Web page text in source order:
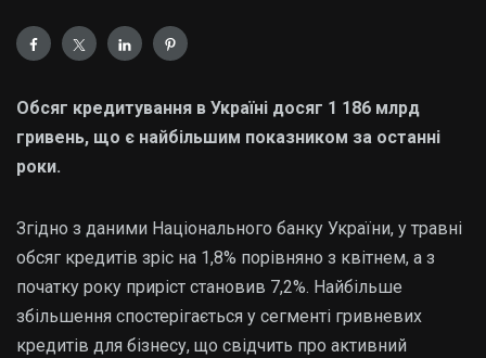
Обсяг кредитування в Україні досяг 1 186 млрд
гривень, що є найбільшим показником за останні
роки.
Згідно з даними Національного банку України, у травні
обсяг кредитів зріс на 1,8% порівняно з квітнем, а з
початку року приріст становив 7,2%. Найбільше
збільшення спостерігається у сегменті гривневих
кредитів для бізнесу, що свідчить про активний